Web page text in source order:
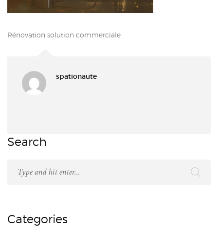
Rénovation solution commerciale
spationaute
Search
Categories